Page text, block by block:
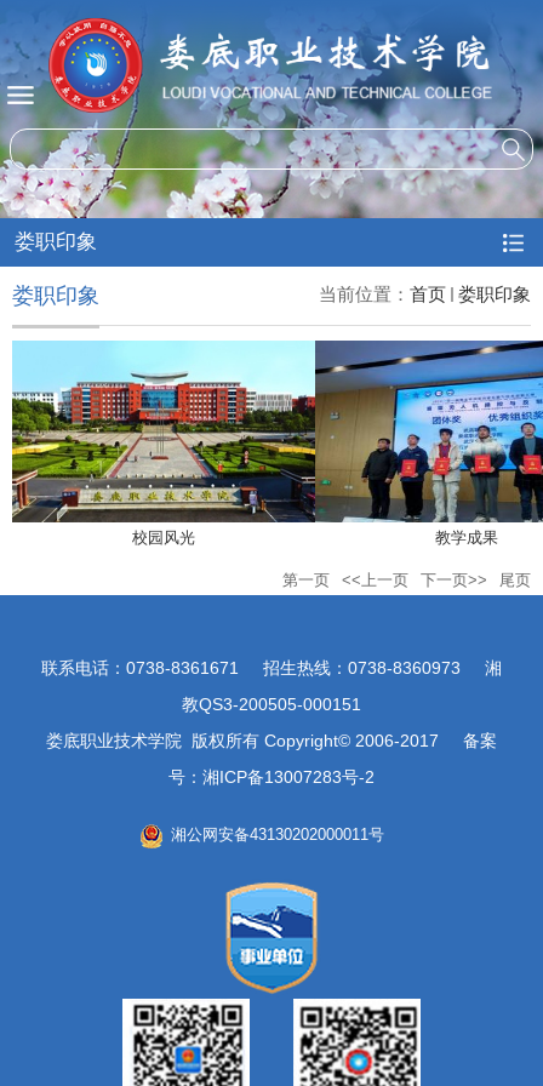
娄职印象
当前位置： 首页 娄职印象
娄职印象
校园风光 教学成果
第一页 <<上一页 下一页>> 尾页
联系电话：0738-8361671 招生热线：0738-8360973 湘
教QS3-200505-000151
娄底职业技术学院 版权所有 Copyright© 2006-2017 备案
号：湘ICP备13007283号-2
湘公网安备43130202000011号